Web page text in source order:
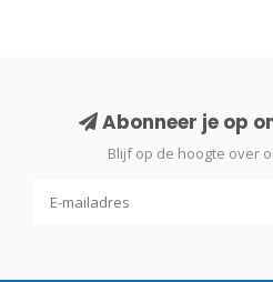
Abonneer je op
Blijf op de hoogte over